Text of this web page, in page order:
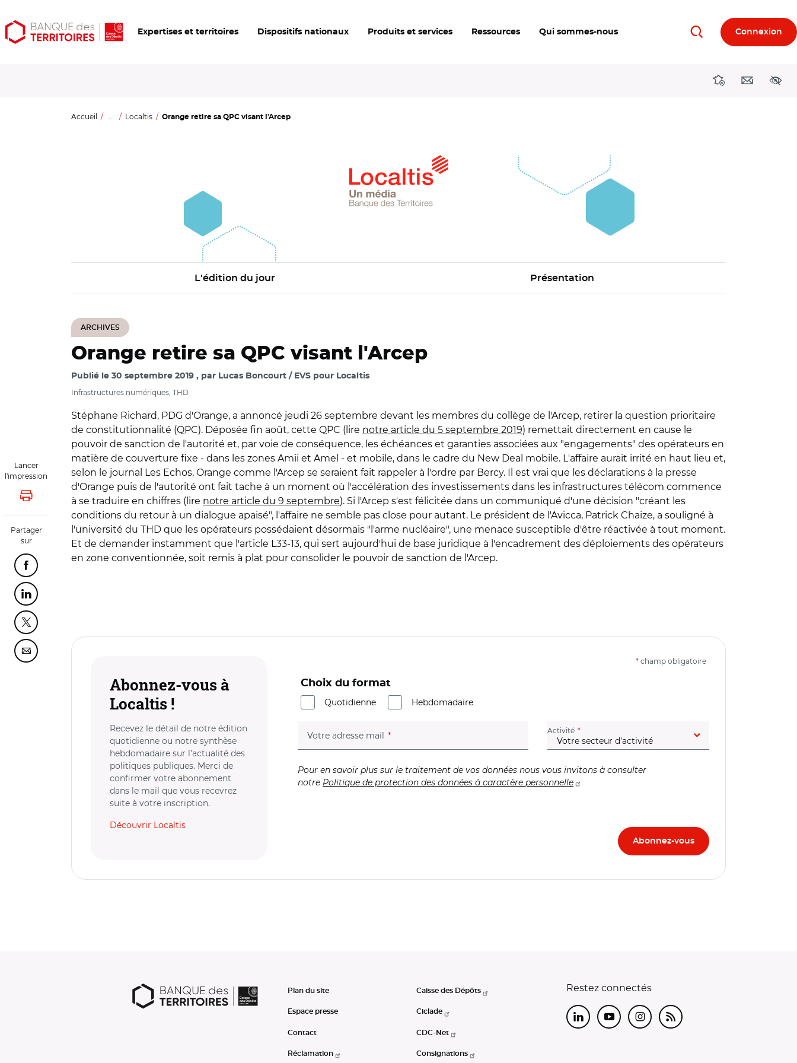
Aller
au
Aller
au
Ouvrir
les
Expertises et territoires Dispositifs nationaux Produits et services Ressources Qui sommes-nous RechercherConnexion
DirectionsContact
Accueil ... Localtis Orange retire sa QPC visant l'Arcep
L'édition du jour Présentation
ARCHIVES
Lancer
l'impression
Lancer l'impression
Partager
sur
Partager cette page sur Facebook
Partager cette page sur Linkedin
Partager cette page sur Twitter
Partager cette page sur Courriel
Orange retire sa QPC visant l'Arcep
Publié le 30 septembre 2019 par Lucas Boncourt / EVS pour Localtis
Infrastructures numériques, THD
Stéphane Richard, PDG d'Orange, a annoncé jeudi 26 septembre devant les membres du collège de l'Arcep, retirer la question prioritaire
de constitutionnalité (QPC). Déposée fin août, cette QPC (lire notre article du 5 septembre 2019) remettait directement en cause le
pouvoir de sanction de l'autorité et, par voie de conséquence, les échéances et garanties associées aux "engagements" des opérateurs en
matière de couverture fixe - dans les zones Amii et Amel - et mobile, dans le cadre du New Deal mobile. L'affaire aurait irrité en haut lieu et,
selon le journal Les Echos, Orange comme l'Arcep se seraient fait rappeler à l'ordre par Bercy. Il est vrai que les déclarations à la presse
d'Orange puis de l'autorité ont fait tache à un moment où l'accélération des investissements dans les infrastructures télécom commence
à se traduire en chiffres (lire notre article du 9 septembre). Si l'Arcep s'est félicitée dans un communiqué d'une décision "créant les
conditions du retour à un dialogue apaisé", l'affaire ne semble pas close pour autant. Le président de l'Avicca, Patrick Chaize, a souligné à
l'université du THD que les opérateurs possédaient désormais "l'arme nucléaire", une menace susceptible d'être réactivée à tout moment.
Et de demander instamment que l'article L33-13, qui sert aujourd'hui de base juridique à l'encadrement des déploiements des opérateurs
en zone conventionnée, soit remis à plat pour consolider le pouvoir de sanction de l'Arcep.
Abonnez-vous à
Localtis !
Recevez le détail de notre édition
quotidienne ou notre synthèse
hebdomadaire sur l’actualité des
politiques publiques. Merci de
confirmer votre abonnement
dans le mail que vous recevrez
suite à votre inscription.
Découvrir Localtis
* champ obligatoire
Choix du format
Quotidienne
Hebdomadaire
Votre adresse mail (champ obligatoire) Activité (champ obligatoire)
Pour en savoir plus sur le traitement de vos données nous vous invitons à consulter
notre Politique de protection des données à caractère personnelle
Plan du site
Espace presse
Contact
Réclamation
Caisse des Dépôts
Ciclade
CDC-Net
Consignations
Restez connectés
LinkedInYoutubeInstagram
RSS